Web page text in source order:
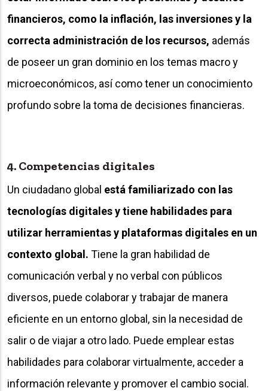
financieros, como la inflación, las inversiones y la
correcta administración de los recursos, además
de poseer un gran dominio en los temas macro y
microeconómicos, así como tener un conocimiento
profundo sobre la toma de decisiones financieras.
4. Competencias digitales
Un ciudadano global está familiarizado con las
tecnologías digitales y tiene habilidades para
utilizar herramientas y plataformas digitales en un
contexto global. Tiene la gran habilidad de
comunicación verbal y no verbal con públicos
diversos, puede colaborar y trabajar de manera
eficiente en un entorno global, sin la necesidad de
salir o de viajar a otro lado. Puede emplear estas
habilidades para colaborar virtualmente, acceder a
información relevante y promover el cambio social.